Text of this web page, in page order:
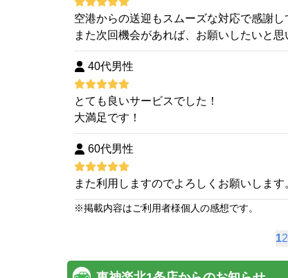
空港からの送迎もスムーズな対応で感謝し
また次回機会があれば、お願いしたいと思
40代男性
とても良いサービスでした！
大満足です！
60代男性
また利用しますのでよろしくお願いします
※掲載内容はご利用者様個人の感想です。
12